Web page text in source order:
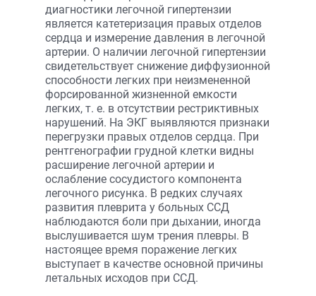
диагностики легочной гипертензии
является катетеризация правых отделов
сердца и измерение давления в легочной
артерии. О наличии легочной гипертензии
свидетельствует снижение диффузионной
способности легких при неизмененной
форсированной жизненной емкости
легких, т. е. в отсутствии рестриктивных
нарушений. На ЭКГ выявляются признаки
перегрузки правых отделов сердца. При
рентгенографии грудной клетки видны
расширение легочной артерии и
ослабление сосудистого компонента
легочного рисунка. В редких случаях
развития плеврита у больных ССД
наблюдаются боли при дыхании, иногда
выслушивается шум трения плевры. В
настоящее время поражение легких
выступает в качестве основной причины
летальных исходов при ССД.